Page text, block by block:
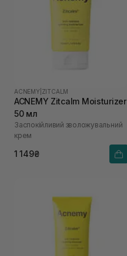
ACNEMY ZITCALM
ACNEMY Zitcalm Moisturizer
50 мл
Заспокійливий зволожувальний
крем
1 149₴